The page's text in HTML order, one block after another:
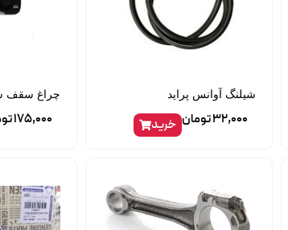
شیلنگ آوانس پراید
32,000تومان خرید
چراغ سقف
175,000